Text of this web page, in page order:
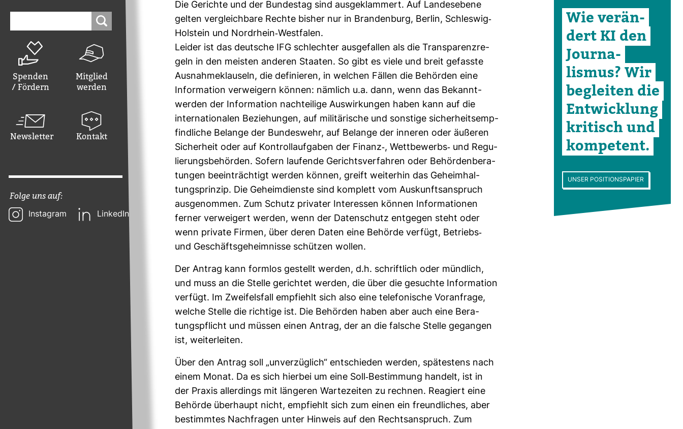
Spenden
/ Fördern
Mitglied
werden
Newsletter Kontakt
Folge uns auf:
Instagram LinkedIn
Die Gerichte und der Bun­destag sind aus­ge­klam­mert. Auf Lan­des­ebene
gelten ver­gleich­bare Rechte bisher nur in Bran­den­burg, Berlin, Schleswig-​
Hol­stein und Nord­rhein-​West­falen.
Leider ist das deut­sche IFG schlechter aus­ge­fallen als die Trans­pa­renz­re­
geln in den meisten anderen Staaten. So gibt es viele und breit gefasste
Aus­nah­me­klau­seln, die defi­nieren, in wel­chen Fällen die Behörden eine
Infor­ma­tion ver­wei­gern können: näm­lich u.a. dann, wenn das Bekannt­
werden der Infor­ma­tion nach­tei­lige Aus­wir­kungen haben kann auf die
inter­na­tio­nalen Bezie­hungen, auf mili­tä­ri­sche und sons­tige sicher­heits­emp­
find­liche Belange der Bun­des­wehr, auf Belange der inneren oder äußeren
Sicher­heit oder auf Kon­troll­auf­gaben der Finanz-​, Wett­be­werbs-​ und Regu­
lie­rungs­be­hörden. Sofern lau­fende Gerichts­ver­fahren oder Behör­den­be­ra­
tungen beein­träch­tigt werden können, greift wei­terhin das Geheim­hal­
tungs­prinzip. Die Geheim­dienste sind kom­plett vom Aus­kunfts­an­spruch
aus­ge­nommen. Zum Schutz pri­vater Inter­essen können Infor­ma­tionen
ferner ver­wei­gert werden, wenn der Daten­schutz ent­gegen steht oder
wenn pri­vate Firmen, über deren Daten eine Behörde ver­fügt, Betriebs-​
und Geschäfts­ge­heim­nisse schützen wollen.
Der Antrag kann formlos gestellt werden, d.h. schrift­lich oder münd­lich,
und muss an die Stelle gerichtet werden, die über die gesuchte Infor­ma­tion
ver­fügt. Im Zwei­fels­fall emp­fiehlt sich also eine tele­fo­ni­sche Vor­anfrage,
welche Stelle die rich­tige ist. Die Behörden haben aber auch eine Bera­
tungs­pflicht und müssen einen Antrag, der an die fal­sche Stelle gegangen
ist, wei­ter­leiten.
Über den Antrag soll „unver­züg­lich“ ent­schieden werden, spä­tes­tens nach
einem Monat. Da es sich hierbei um eine Soll-​Bestim­mung han­delt, ist in
der Praxis aller­dings mit län­geren War­te­zeiten zu rechnen. Reagiert eine
Behörde über­haupt nicht, emp­fiehlt sich zum einen ein freund­li­ches, aber
bestimmtes Nach­fragen unter Hin­weis auf den Rechts­an­spruch. Zum
Wie ver­än­
dert KI den
Jour­na­
lismus? Wir
begleiten die
Ent­wick­lung
kri­tisch und
kom­pe­tent.
UNSER POSITIONSPAPIER